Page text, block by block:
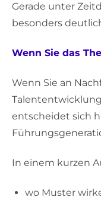
Gerade unter
besonders
Wenn Sie das
Wenn Sie an
entscheidet sich
In einem kurzen
wo Muster